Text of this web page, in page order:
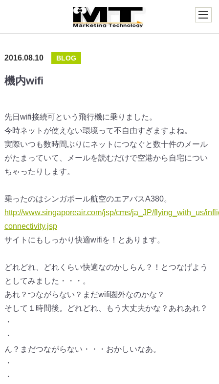
2016.08.10 BLOG
機内wifi
先日wifi接続可という飛行機に乗りました。
今時ネットが使えない環境って不自由すぎますよね。
実際いつも数時間ぶりにネットにつなぐと数十件のメール
がたまっていて、メールを読むだけで空港から自宅につい
ちゃったりします。
乗ったのはシンガポール航空のエアバスA380。
http://www.singaporeair.com/jsp/cms/ja_JP/flying_with_us/
connectivity.jsp
サイトにもしっかり快適wifiを！とあります。
どれどれ、どれくらい快適なのかしらん？！とつなげよう
としてみました・・・。
あれ？つながらない？まだwifi圏外なのかな？
そして１時間後。どれどれ、もう大丈夫かな？あれあれ？
・
・
ん？まだつながらない・・・おかしいなあ。
・
・